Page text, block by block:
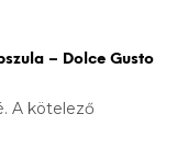
– Dolce Gusto
A kötelező